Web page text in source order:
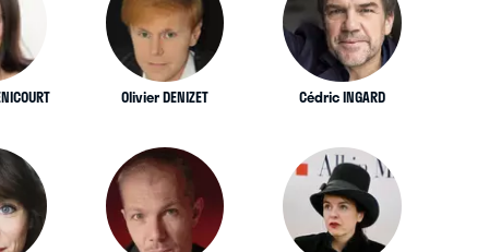
Olivier DENIZET Cédric INGARD